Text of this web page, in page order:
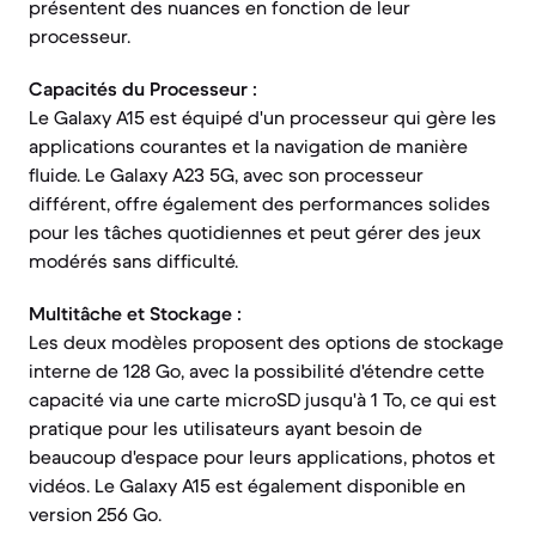
présentent des nuances en fonction de leur
processeur.
Capacités du Processeur :
Le Galaxy A15 est équipé d'un processeur qui gère les
applications courantes et la navigation de manière
fluide. Le Galaxy A23 5G, avec son processeur
différent, offre également des performances solides
pour les tâches quotidiennes et peut gérer des jeux
modérés sans difficulté.
Multitâche et Stockage :
Les deux modèles proposent des options de stockage
interne de 128 Go, avec la possibilité d'étendre cette
capacité via une carte microSD jusqu'à 1 To, ce qui est
pratique pour les utilisateurs ayant besoin de
beaucoup d'espace pour leurs applications, photos et
vidéos. Le Galaxy A15 est également disponible en
version 256 Go.